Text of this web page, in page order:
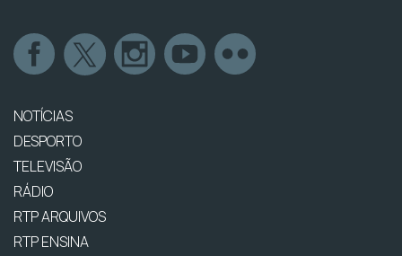
NOTÍCIAS
DESPORTO
TELEVISÃO
RÁDIO
RTP ARQUIVOS
RTP ENSINA